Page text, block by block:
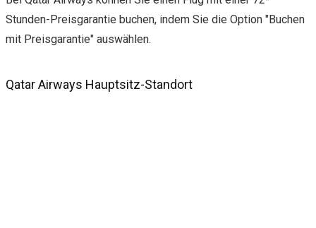
Stunden-Preisgarantie buchen, indem Sie die Option "Buchen
mit Preisgarantie" auswählen.
Qatar Airways Hauptsitz-Standort